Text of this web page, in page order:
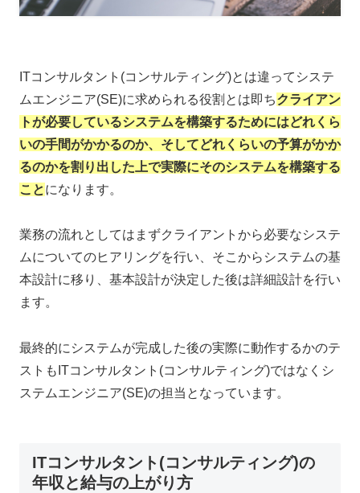
ITコンサルタント(コンサルティング)とは違ってシステ
ムエンジニア(SE)に求められる役割とは即ちクライアン
トが必要しているシステムを構築するためにはどれくら
いの手間がかかるのか、そしてどれくらいの予算がかか
るのかを割り出した上で実際にそのシステムを構築する
ことになります。
業務の流れとしてはまずクライアントから必要なシステ
ムについてのヒアリングを行い、そこからシステムの基
本設計に移り、基本設計が決定した後は詳細設計を行い
ます。
最終的にシステムが完成した後の実際に動作するかのテ
ストもITコンサルタント(コンサルティング)ではなくシ
ステムエンジニア(SE)の担当となっています。
ITコンサルタント(コンサルティング)の
年収と給与の上がり方